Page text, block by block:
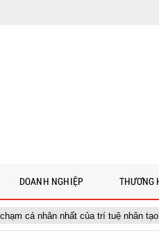
của trí tuệ nhân tạo’
DOANH NGHIỆP THƯƠNG